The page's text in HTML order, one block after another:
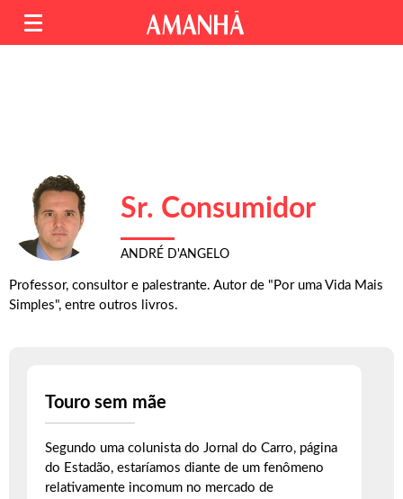
Sr. Consumidor
ANDRÉ D'ANGELO
Professor, consultor e palestrante. Autor de "Por uma Vida Mais
Simples", entre outros livros.
Touro sem mãe
Segundo uma colunista do Jornal do Carro, página
do Estadão, estaríamos diante de um fenômeno
relativamente incomum no mercado de